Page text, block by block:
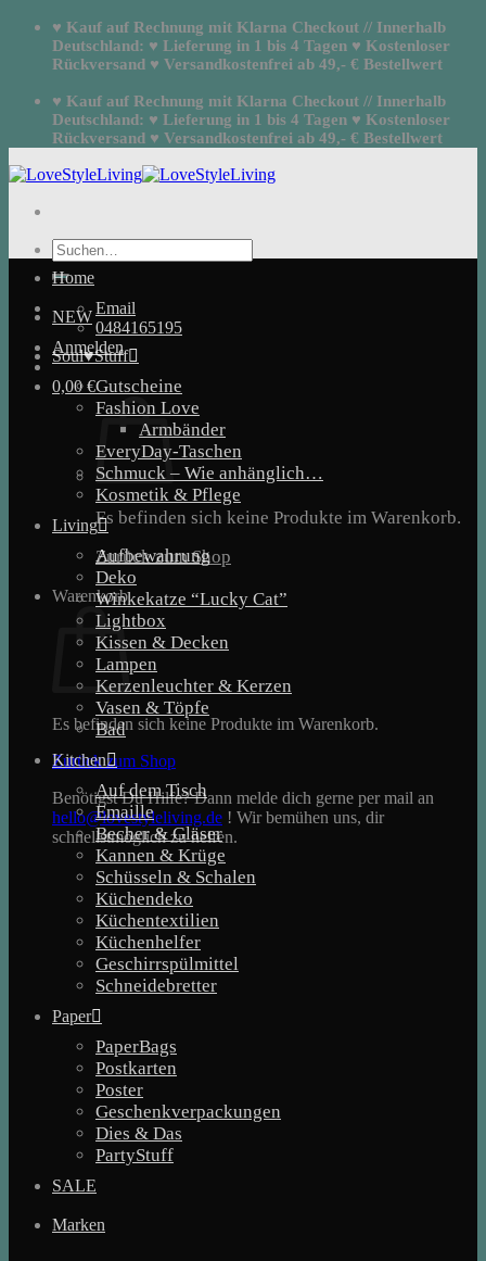
Zum
springen
♥ Kauf auf Rechnung mit Klarna Checkout // Innerhalb
Deutschland: ♥ Lieferung in 1 bis 4 Tagen ♥ Kostenloser
Rückversand ♥ Versandkostenfrei ab 49,- € Bestellwert
♥ Kauf auf Rechnung mit Klarna Checkout // Innerhalb
Deutschland: ♥ Lieferung in 1 bis 4 Tagen ♥ Kostenloser
Rückversand ♥ Versandkostenfrei ab 49,- € Bestellwert
Suchen
nach:
Email
0484165195
Anmelden
0,00€
Es befinden sich keine Produkte im Warenkorb.
Zurück zum Shop
Warenkorb
Es befinden sich keine Produkte im Warenkorb.
Zurück zum Shop
Benötigst Du Hilfe? Dann melde dich gerne per mail an
hello@lovestyleliving.de ! Wir bemühen uns, dir
schnellstmöglich zu helfen.
Home
NEW
Soul♥Stuff
Gutscheine
Fashion Love
Armbänder
EveryDay-Taschen
Schmuck – Wie anhänglich…
Kosmetik & Pflege
Living
Aufbewahrung
Deko
Winkekatze “Lucky Cat”
Lightbox
Kissen & Decken
Lampen
Kerzenleuchter & Kerzen
Vasen & Töpfe
Bad
Kitchen
Auf dem Tisch
Emaille
Becher & Gläser
Kannen & Krüge
Schüsseln & Schalen
Küchendeko
Küchentextilien
Küchenhelfer
Geschirrspülmittel
Schneidebretter
Paper
PaperBags
Postkarten
Poster
Geschenkverpackungen
Dies & Das
PartyStuff
SALE
Marken